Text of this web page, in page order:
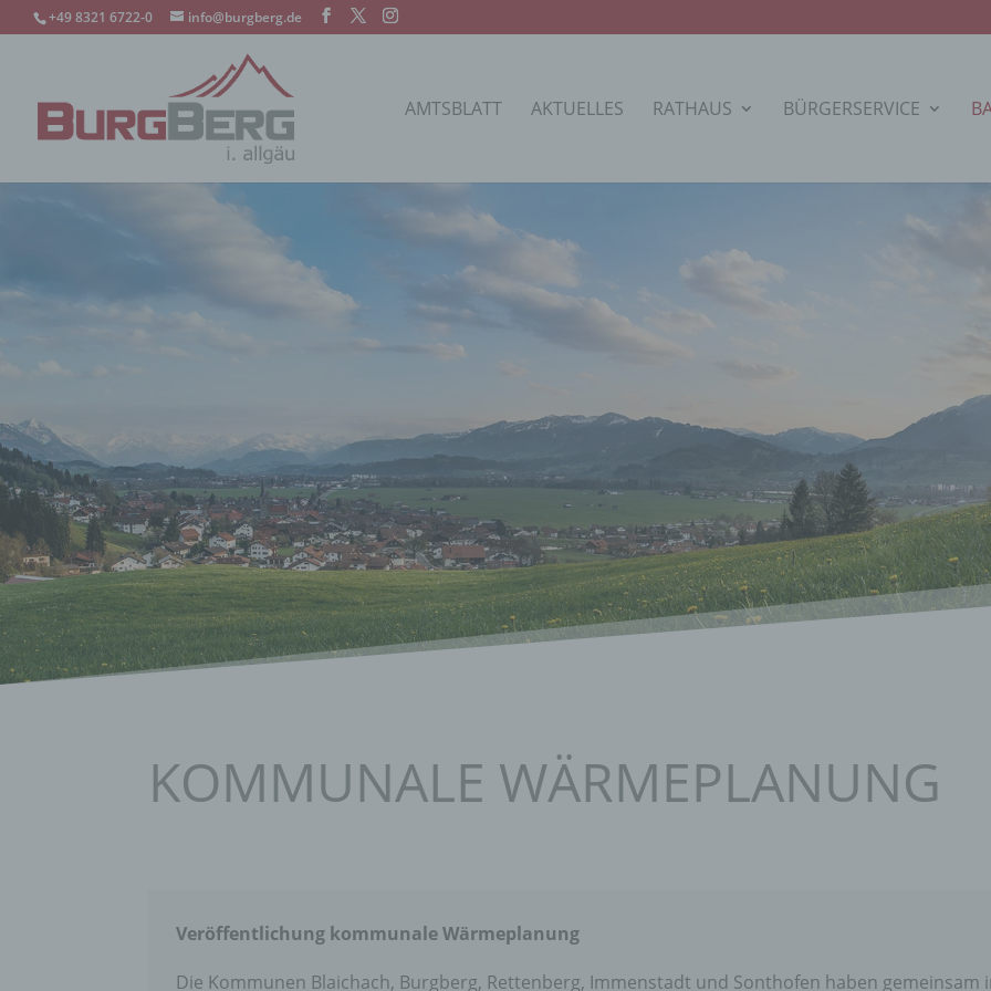
+49 8321 6722-0 info@burgberg.de
AMTSBLATT AKTUELLES RATHAUS BÜRGERSERVICE
KOMMUNALE WÄRMEPLANUNG
Veröffentlichung kommunale Wärmeplanung
Die Kommunen Blaichach, Burgberg, Rettenberg, Immenstadt und Sonthofen haben gemeinsam